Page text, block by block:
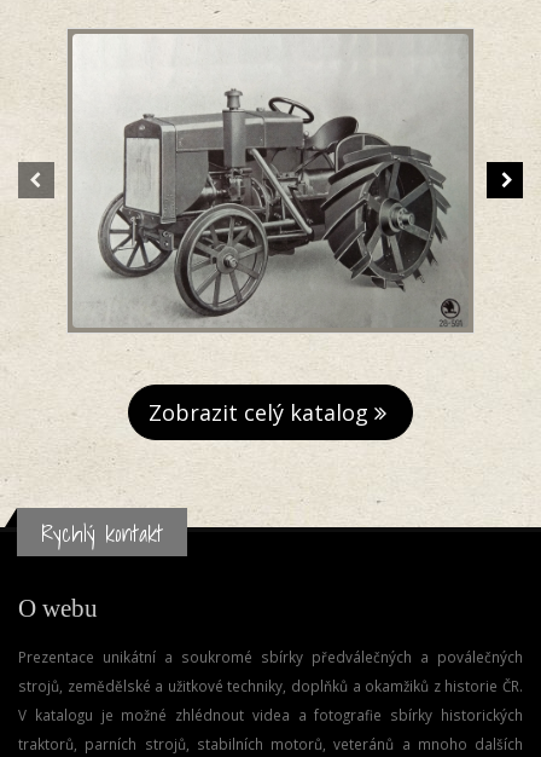
Zobrazit celý katalog
Rychlý kontakt
O webu
Prezentace unikátní a soukromé sbírky předválečných a poválečných
strojů, zemědělské a užitkové techniky, doplňků a okamžiků z historie ČR.
V katalogu je možné zhlédnout videa a fotografie sbírky historických
traktorů, parních strojů, stabilních motorů, veteránů a mnoho dalších